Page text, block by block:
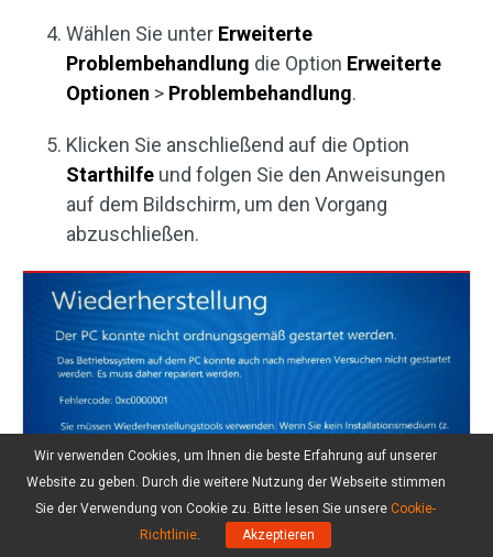
Wählen Sie unter Erweiterte
Problembehandlung die Option Erweiterte
Optionen > Problembehandlung.
Klicken Sie anschließend auf die Option
Starthilfe und folgen Sie den Anweisungen
auf dem Bildschirm, um den Vorgang
abzuschließen.
6 Lösungen: Fehlercode 0xc0000001
Wir verwenden Cookies, um Ihnen die beste Erfahrung auf unserer
Website zu geben. Durch die weitere Nutzung der Webseite stimmen
Sie der Verwendung von Cookie zu. Bitte lesen Sie unsere Cookie-
Richtlinie. Akzeptieren